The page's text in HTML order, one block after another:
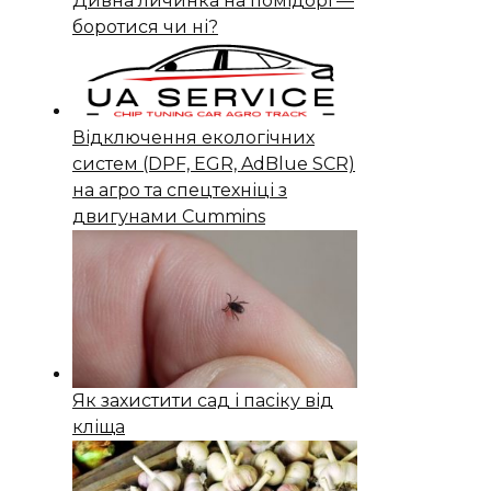
боротися чи ні?
Відключення екологічних
систем (DPF, EGR, AdBlue SCR)
на агро та спецтехніці з
двигунами Cummins
Як захистити сад і пасіку від
кліща